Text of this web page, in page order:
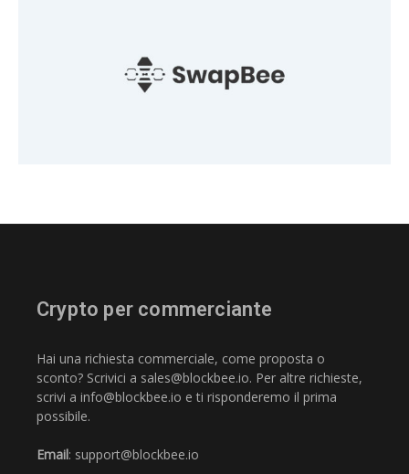
Crypto per commerciante
Hai una richiesta commerciale, come proposta o
sconto? Scrivici a sales@blockbee.io. Per altre richieste,
scrivi a info@blockbee.io e ti risponderemo il prima
possibile.
Email: support@blockbee.io